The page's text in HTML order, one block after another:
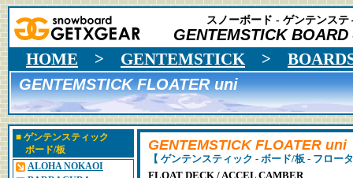
スノーボード - ゲンテンス
GENTEMSTICK BOARD
HOME > GENTEMSTICK>
GENTEMSTICK FLOATER uni
■ ゲンテンスティック
ボード/板
ALOHA NOKAOI
GENTEMSTICK FLOATER uni
【 ゲンテンスティック - ボード/板 - フロー
FLOAT DECK / ACCEL CAMBER